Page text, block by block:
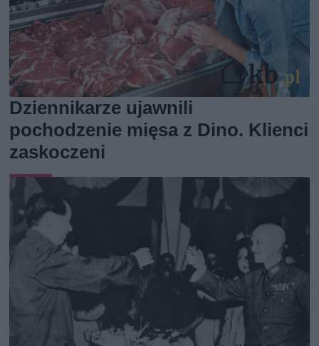
Dziennikarze ujawnili
pochodzenie mięsa z Dino. Klienci
zaskoczeni